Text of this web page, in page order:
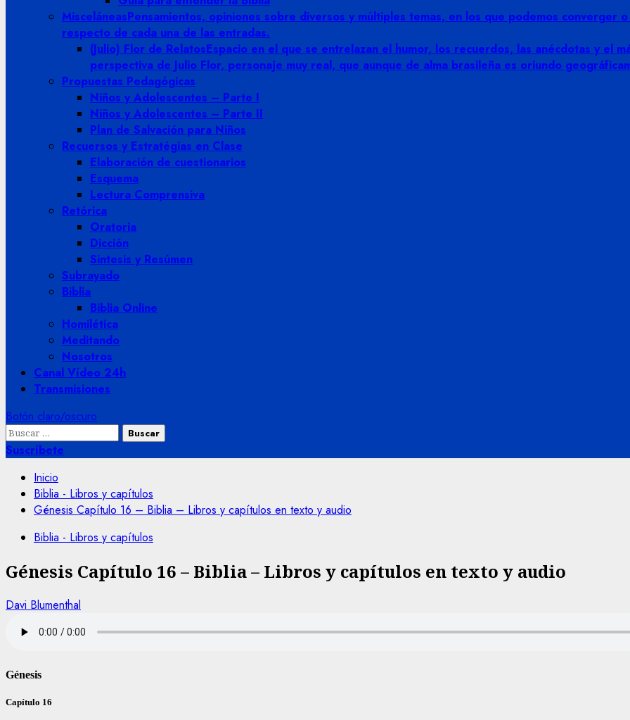
MisceláneasPensamientos, opiniones sobre diversos y múltiples temas, en los que podemos
respecto de cada una de las entradas.
(Julio) Flor de RelatosEspacio en el que se entrelazan el humor, los recuerdos, las anécdotas y el
perspectiva de Julio Flor, personaje muy real, que aunque de alma brasileña es oriundo
Propuestas Pedagógicas
Niños y Adolescentes – Parte I
Niños y Adolescentes – Parte II
Plan de Salvación para Niños
Recuersos y Estratégias en Clase
Elaboración de cuestionarios
Esquema
Lectura Comprensiva
Retórica
Oratoria
Dicción
Sintesis y Resúmen
Subrayado
Biblia
Biblia Online
Homilética
Meditando
Nosotros
Canal Vídeo 24h
Transmisiones
Botón claro/oscuro
Buscar:
Suscríbete
Inicio
Biblia - Libros y capítulos
Génesis Capítulo 16 – Biblia – Libros y capítulos en texto y audio
Biblia - Libros y capítulos
Génesis Capítulo 16 – Biblia – Libros y capítulos en texto y audio
Davi Blumenthal
Génesis
Capítulo 16